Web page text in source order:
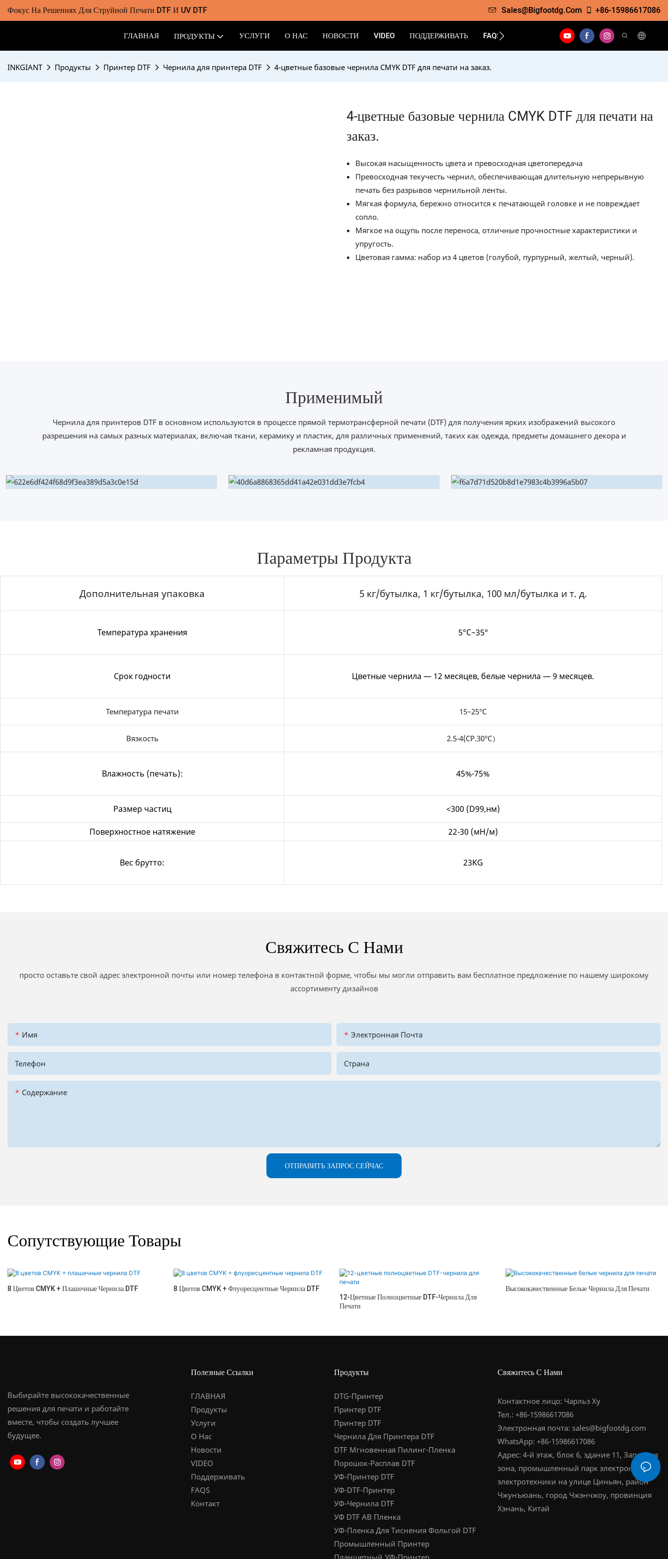
Фокус На Решениях Для Струйной Печати DTF И UV DTF Sales@bigfootdg.com +86-15986617086
ГЛАВНАЯ ПРОДУКТЫ УСЛУГИ О НАС НОВОСТИ VIDEO ПОДДЕРЖИВАТЬ FAQS
INKGIANT Продукты Принтер DTF Чернила для принтера DTF 4-цветные базовые чернила CMYK DTF для печати на заказ.
4-цветные базовые чернила CMYK DTF для печати на
заказ.
Высокая насыщенность цвета и превосходная цветопередача
Превосходная текучесть чернил, обеспечивающая длительную непрерывную
печать без разрывов чернильной ленты.
Мягкая формула, бережно относится к печатающей головке и не повреждает
сопло.
Мягкое на ощупь после переноса, отличные прочностные характеристики и
упругость.
Цветовая гамма: набор из 4 цветов (голубой, пурпурный, желтый, черный).
Применимый
Чернила для принтеров DTF в основном используются в процессе прямой термотрансферной печати (DTF) для получения ярких изображений высокого
разрешения на самых разных материалах, включая ткани, керамику и пластик, для различных применений, таких как одежда, предметы домашнего декора и
рекламная продукция.
Параметры Продукта
Дополнительная упаковка 5 кг/бутылка, 1 кг/бутылка, 100 мл/бутылка и т. д.
Температура хранения 5°C~35°
Срок годности Цветные чернила — 12 месяцев, белые чернила — 9 месяцев.
Температура печати 15~25°C
Вязкость 2.5-4(CP.30°C）
Влажность (печать): 45%-75%
Размер частиц <300 (D99,нм)
Поверхностное натяжение 22-30 (мН/м)
Вес брутто: 23KG
Свяжитесь С Нами
просто оставьте свой адрес электронной почты или номер телефона в контактной форме, чтобы мы могли отправить вам бесплатное предложение по нашему широкому
ассортименту дизайнов
Имя Электронная Почта
Телефон Страна
Содержание
ОТПРАВИТЬ ЗАПРОС СЕЙЧАС
Сопутствующие Товары
8 Цветов CMYK + Плашечные Чернила DTF
8 Цветов CMYK + Флуоресцентные Чернила DTF
12-Цветные Полноцветные DTF-Чернила Для
Печати
Высококачественные Белые Чернила Для Печати
Выбирайте высококачественные
решения для печати и работайте
вместе, чтобы создать лучшее
будущее.
Полезные Ссылки
ГЛАВНАЯ
Продукты
Услуги
О Нас
Новости
VIDEO
Поддерживать
FAQS
Контакт
Продукты
DTG-Принтер
Принтер DTF
Принтер DTF
Чернила Для Принтера DTF
DTF Мгновенная Пилинг-Пленка
Порошок-Расплав DTF
УФ-Принтер DTF
УФ-DTF-Принтер
УФ-Чернила DTF
УФ DTF AB Пленка
УФ-Пленка Для Тиснения Фольгой DTF
Промышленный Принтер
Планшетный УФ-Принтер
Свяжитесь С Нами
Контактное лицо: Чарльз Ху
Тел.: +86-15986617086
Электронная почта: sales@bigfootdg.com
WhatsApp: +86-15986617086
Адрес: 4-й этаж, блок 6, здание 11, Западная
зона, промышленный парк электроники и
электротехники на улице Циньян, район
Чжунъюань, город Чжэнчжоу, провинция
Хэнань, Китай